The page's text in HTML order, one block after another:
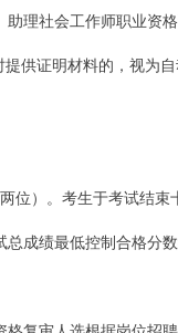
理社会工作师职业资
供证明材料的，视为
）。考生于考试结束
成绩最低控制合格分